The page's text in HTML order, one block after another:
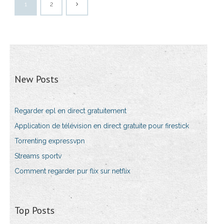
1 2
New Posts
Regarder epl en direct gratuitement
Application de télévision en direct gratuite pour firestick
Torrenting expressvpn
Streams sportv
Comment regarder pur flix sur netflix
Top Posts